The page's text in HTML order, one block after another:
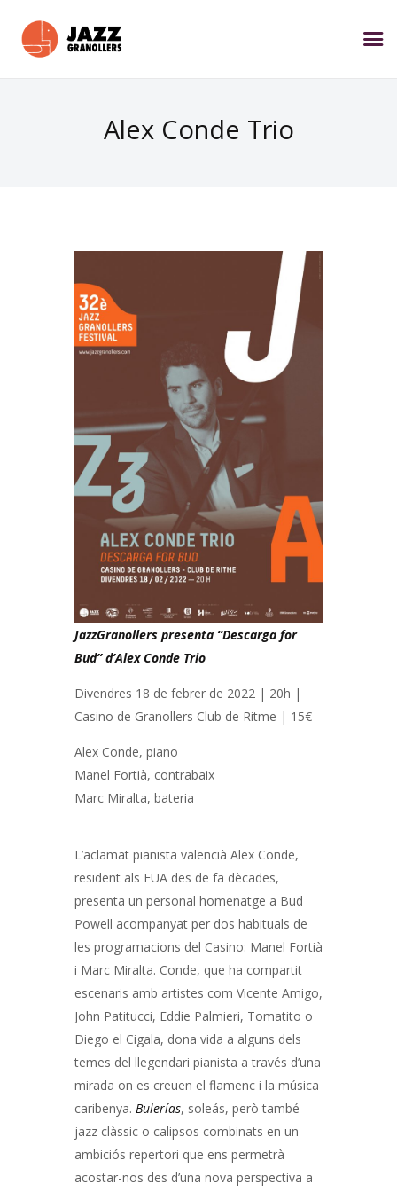
Alex Conde Trio
JazzGranollers presenta “Descarga for
Bud” d’Alex Conde Trio
Divendres 18 de febrer de 2022 | 20h |
Casino de Granollers Club de Ritme | 15€
Alex Conde, piano
Manel Fortià, contrabaix
Marc Miralta, bateria
L’aclamat pianista valencià Alex Conde,
resident als EUA des de fa dècades,
presenta un personal homenatge a Bud
Powell acompanyat per dos habituals de
les programacions del Casino: Manel Fortià
i Marc Miralta. Conde, que ha compartit
escenaris amb artistes com Vicente Amigo,
John Patitucci, Eddie Palmieri, Tomatito o
Diego el Cigala, dona vida a alguns dels
temes del llegendari pianista a través d’una
mirada on es creuen el flamenc i la música
caribenya. Bulerías, soleás, però també
jazz clàssic o calipsos combinats en un
ambiciós repertori que ens permetrà
acostar-nos des d’una nova perspectiva a